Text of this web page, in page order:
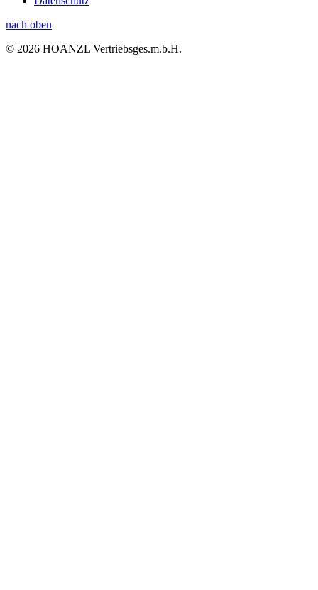
nach oben
© 2026 HOANZL Vertriebsges.m.b.H.